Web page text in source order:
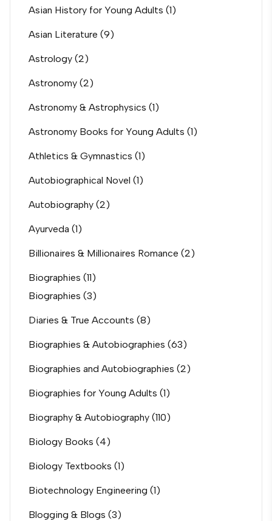
Asian History for Young Adults (1)
Asian Literature (9)
Astrology (2)
Astronomy (2)
Astronomy & Astrophysics (1)
Astronomy Books for Young Adults (1)
Athletics & Gymnastics (1)
Autobiographical Novel (1)
Autobiography (2)
Ayurveda (1)
Billionaires & Millionaires Romance (2)
Biographies (11)
Biographies (3)
Diaries & True Accounts (8)
Biographies & Autobiographies (63)
Biographies and Autobiographies (2)
Biographies for Young Adults (1)
Biography & Autobiography (110)
Biology Books (4)
Biology Textbooks (1)
Biotechnology Engineering (1)
Blogging & Blogs (3)